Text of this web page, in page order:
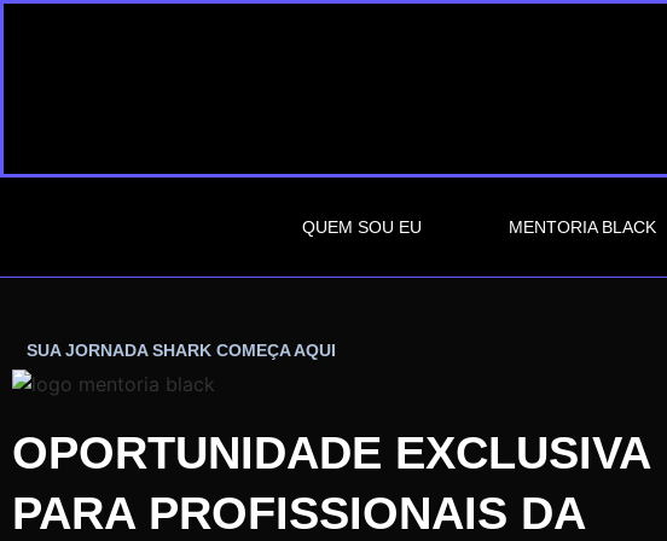
QUEM SOU EU MENTORIA BLACK
SUA JORNADA SHARK COMEÇA AQUI
OPORTUNIDADE EXCLUSIVA
PARA PROFISSIONAIS DA